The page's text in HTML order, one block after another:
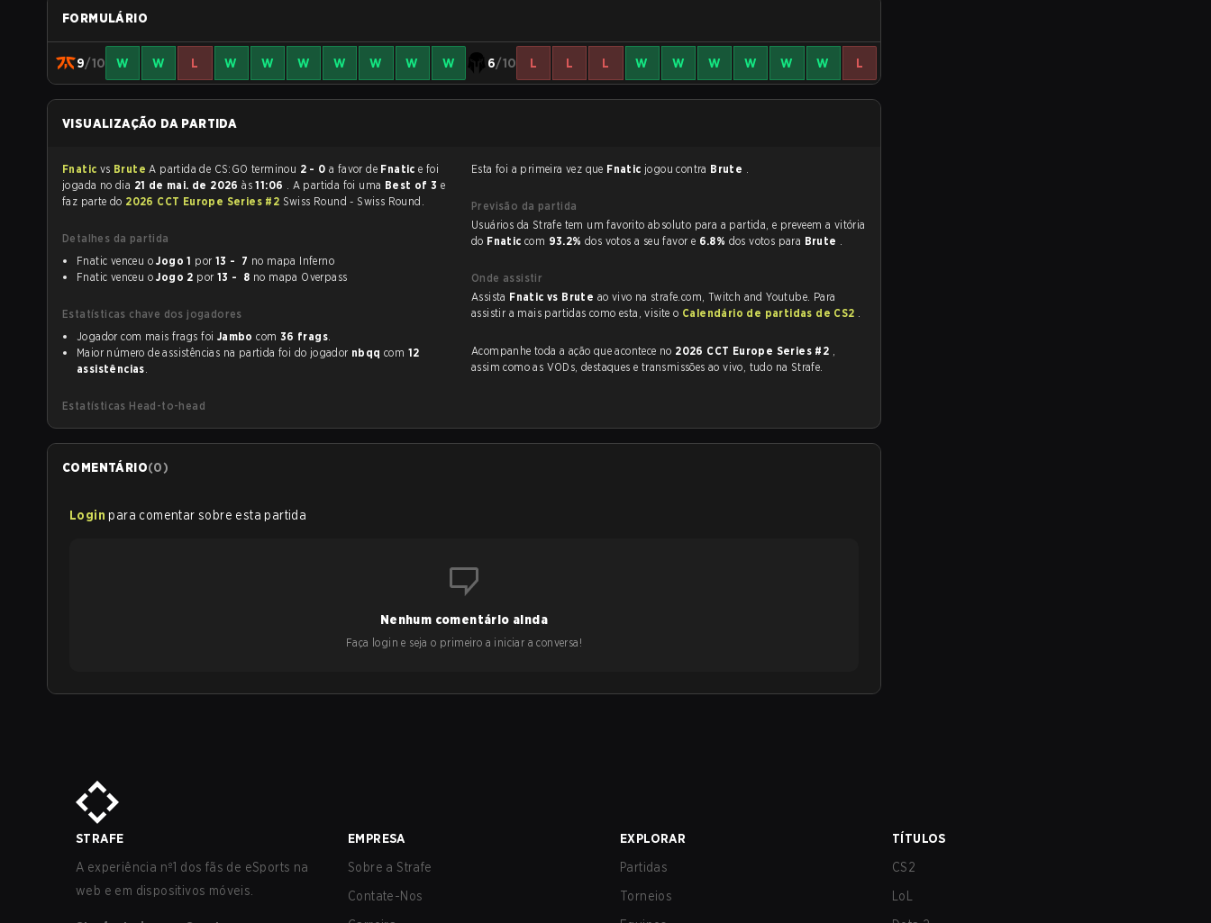
FORMULÁRIO
9/10 W W L W W W W W W W 6/10 L L L W W W W W W L
VISUALIZAÇÃO DA PARTIDA
Fnatic vs Brute A partida de CS:GO terminou 2 - 0 a favor de Fnatice foi
jogada no dia 21 de mai. de 2026às11:06 . A partida foi uma Best of 3 e
faz parte do 2026 CCT Europe Series #2 Swiss Round - Swiss Round.
Detalhes da partida
Fnatic venceu oJogo 1 por 13 - 7 no mapa Inferno
Fnatic venceu oJogo 2 por 13 - 8 no mapa Overpass
Estatísticas chave dos jogadores
Jogador com mais frags foi Jambo com 36 frags.
Maior número de assistências na partida foi do jogador nbqq com 12
assistências.
Estatísticas Head-to-head
Esta foi a primeira vez que Fnatic jogou contra Brute .
Previsão da partida
Usuários da Strafe tem um favorito absoluto para a partida, e preveem a vitória
do Fnatic com 93.2% dos votos a seu favor e 6.8% dos votos para Brute .
Onde assistir
Assista Fnatic vs Brute ao vivo na strafe.com, Twitch and Youtube. Para
assistir a mais partidas como esta, visite o Calendário de partidas de CS2 .
Acompanhe toda a ação que acontece no 2026 CCT Europe Series #2 ,
assim como as VODs, destaques e transmissões ao vivo, tudo na Strafe.
COMENTÁRIO(0)
Login para comentar sobre esta partida
Nenhum comentário ainda
Faça login e seja o primeiro a iniciar a conversa!
STRAFE
A experiência nº1 dos fãs de eSports na
web e em dispositivos móveis.
EMPRESA
Sobre a Strafe
Contate-Nos
EXPLORAR
Partidas
Torneios
TÍTULOS
CS2
LoL